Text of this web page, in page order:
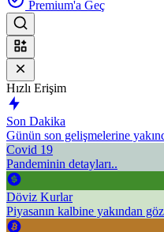
Premium'a Geç
Hızlı Erişim
Son Dakika
Günün son gelişmelerine
Covid 19
Pandeminin detayları..
Döviz Kurlar
Piyasanın kalbine yakından göz